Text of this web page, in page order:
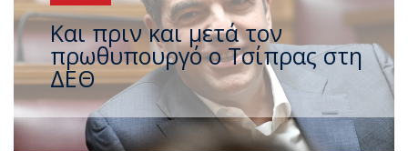
Έρχεται νέο ισχυρό κύμα
ζέστης με 40 βαθμούς Κελσίου
– Ο καιρός έως τον
Δεκαπενταύγουστο